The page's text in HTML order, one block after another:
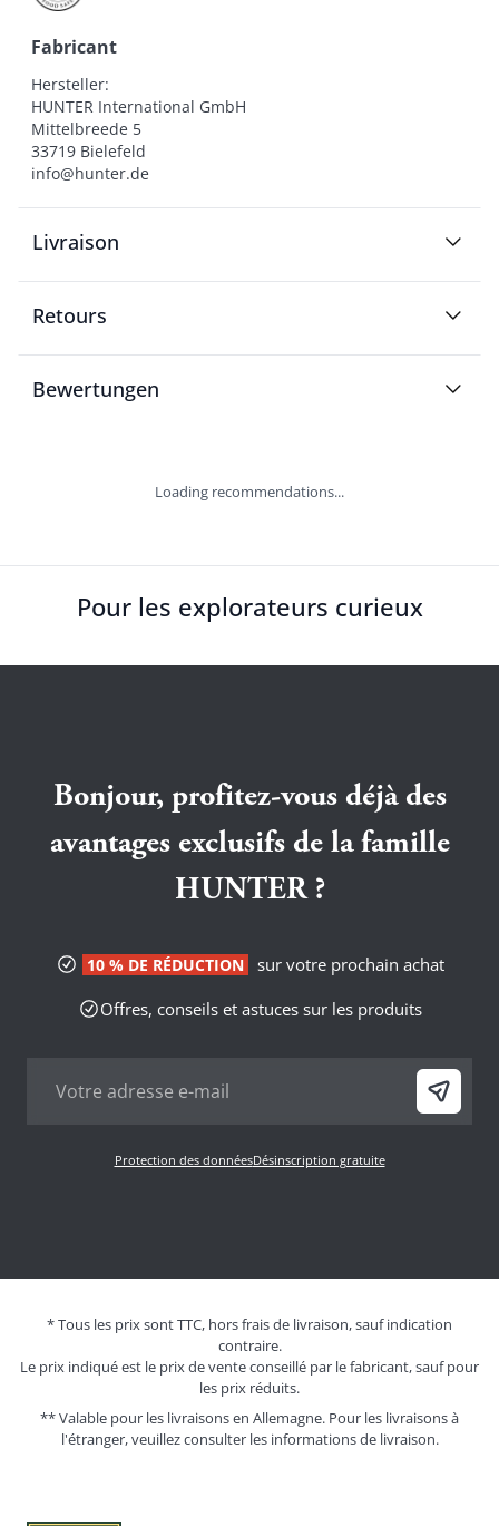
Fabricant
Hersteller:
HUNTER International GmbH
Mittelbreede 5
33719 Bielefeld
info@hunter.de
Livraison
Retours
Bewertungen
Loading recommendations...
Pour les explorateurs curieux
Bonjour, profitez-vous déjà des
avantages exclusifs de la famille
HUNTER ?
10 % DE RÉDUCTION
sur votre prochain achat
Offres, conseils et astuces sur les produits
Protection des donnéesDésinscription gratuite
* Tous les prix sont TTC, hors frais de livraison, sauf indication
contraire.
Le prix indiqué est le prix de vente conseillé par le fabricant, sauf pour
les prix réduits.
** Valable pour les livraisons en Allemagne. Pour les livraisons à
l'étranger, veuillez consulter les informations de livraison.